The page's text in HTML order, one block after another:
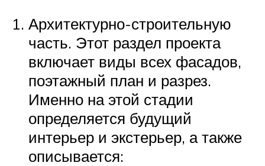
Архитектурно-строительную
часть. Этот раздел проекта
включает виды всех фасадов,
поэтажный план и разрез.
Именно на этой стадии
определяется будущий
интерьер и экстерьер, а также
описывается: